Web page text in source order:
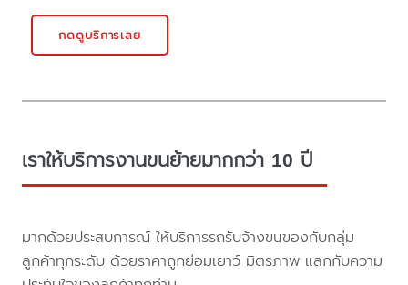
กดดูบริการเลย
เราให้บริการงานขนย้ายมากกว่า 10 ปี
มากด้วยประสบการณ์ ให้บริการรถรับจ้างขนของกับกลุ่ม
ลูกค้าทุกระดับ ด้วยราคาถูกย่อมเยาว์ มิตรภาพ แลกกับความ